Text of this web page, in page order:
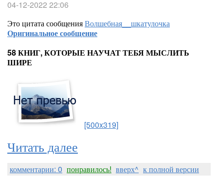
04-12-2022 22:06
Это цитата сообщенияВолшебная__шкатулочка
Оригинальное сообщение
58 КНИГ, КОТОРЫЕ НАУЧАТ ТЕБЯ МЫСЛИТЬ
ШИРЕ
[500x319]
Читать далее
комментарии: 0 понравилось! вверх^ к полной версии